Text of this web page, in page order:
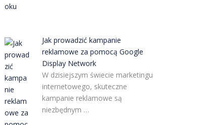
Jak prowadzić kampanie
reklamowe za pomocą Google
Display Network
W dzisiejszym świecie marketingu
internetowego, skuteczne
kampanie reklamowe są
niezbędnym …